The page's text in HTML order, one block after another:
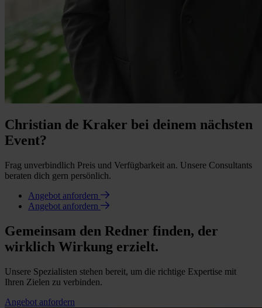
Christian de Kraker bei deinem nächsten
Event?
Frag unverbindlich Preis und Verfügbarkeit an. Unsere Consultants
beraten dich gern persönlich.
Angebot anfordern
Angebot anfordern
Gemeinsam den Redner finden, der
wirklich Wirkung erzielt.
Unsere Spezialisten stehen bereit, um die richtige Expertise mit
Ihren Zielen zu verbinden.
Angebot anfordern